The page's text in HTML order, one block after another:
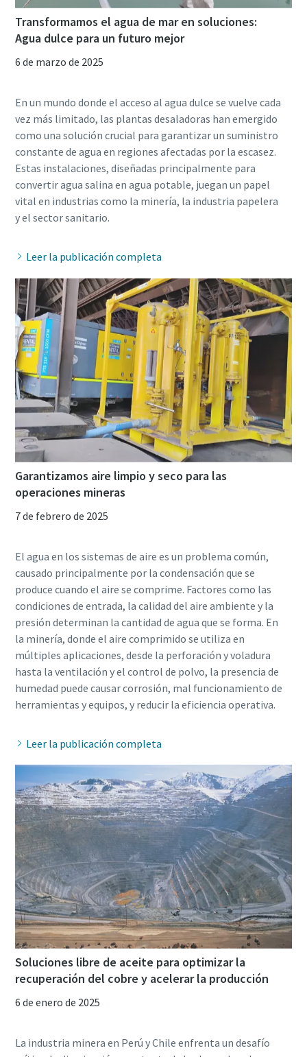
Transformamos el agua de mar en soluciones:
Agua dulce para un futuro mejor
6 de marzo de 2025
En un mundo donde el acceso al agua dulce se vuelve cada
vez más limitado, las plantas desaladoras han emergido
como una solución crucial para garantizar un suministro
constante de agua en regiones afectadas por la escasez.
Estas instalaciones, diseñadas principalmente para
convertir agua salina en agua potable, juegan un papel
vital en industrias como la minería, la industria papelera
Leer la publicación completa
Garantizamos aire limpio y seco para las
operaciones mineras
7 de febrero de 2025
El agua en los sistemas de aire es un problema común,
causado principalmente por la condensación que se
produce cuando el aire se comprime. Factores como las
condiciones de entrada, la calidad del aire ambiente y la
presión determinan la cantidad de agua que se forma. En
la minería, donde el aire comprimido se utiliza en
múltiples aplicaciones, desde la perforación y voladura
hasta la ventilación y el control de polvo, la presencia de
humedad puede causar corrosión, mal funcionamiento de
Leer la publicación completa
Soluciones libre de aceite para optimizar la
recuperación del cobre y acelerar la producción
6 de enero de 2025
La industria minera en Perú y Chile enfrenta un desafío